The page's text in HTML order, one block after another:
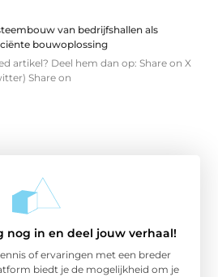
van bedrijfshallen als
bouwoplossing
artikel? Deel hem dan op: Share on X
Share on
nog in en deel jouw verhaal!
of ervaringen met een breder
biedt je de mogelijkheid om je